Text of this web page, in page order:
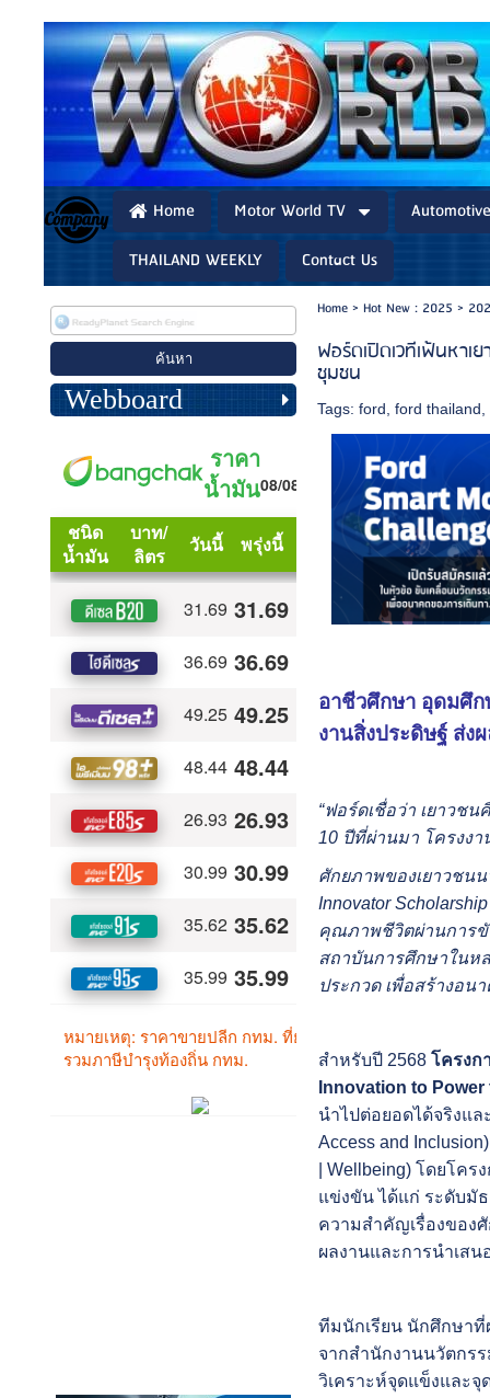
Home Motor World TV
THAILAND WEEKLY
Contact Us
Webboard
Home> Hot New : 2025 >
ฟอร์ดเปิดเวทีเฟ้นหาเ
ชุมชน
Tags:ford ,ford thailand
อาชีวศึกษา อุดมศึก
งานสิ่งประดิษฐ์ ส่ง
“ฟอร์ดเชื่อว่า เยาวช
10 ปีที่ผ่านมา โครงง
ศักยภาพของเยาวชน
Innovator Scholarship
คุณภาพชีวิตผ่านการขั
สถาบันการศึกษาในห
ประกวด เพื่อสร้างอน
สำหรับปี 2568 โครงก
Innovation to Power
นำไปต่อยอดได้จริงแ
Access and
| Wellbeing) โดยโค
แข่งขัน ได้แก่ ระดับมั
ความสำคัญเรื่องของ
ผลงานและการนำเสน
ทีมนักเรียน นักศึกษาที่
จากสำนักงานนวัตกร
วิเคราะห์จุดแข็งและ